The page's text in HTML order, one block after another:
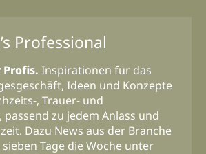
Professional
Inspirationen für das
Ideen und Konzepte
, Trauer- und
zu jedem Anlass und
Dazu News aus der Branche
Tage die Woche unter